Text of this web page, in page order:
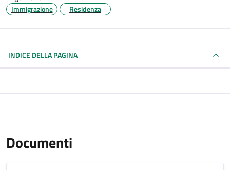
Immigrazione Residenza
INDICE DELLA PAGINA
Documenti